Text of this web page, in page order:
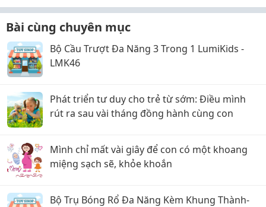
Bài cùng chuyên mục
Bộ Cầu Trượt Đa Năng 3 Trong 1 LumiKids -
LMK46
Phát triển tư duy cho trẻ từ sớm: Điều mình
rút ra sau vài tháng đồng hành cùng con
Mình chỉ mất vài giây để con có một khoang
miệng sạch sẽ, khỏe khoắn
Bộ Trụ Bóng Rổ Đa Năng Kèm Khung Thành-